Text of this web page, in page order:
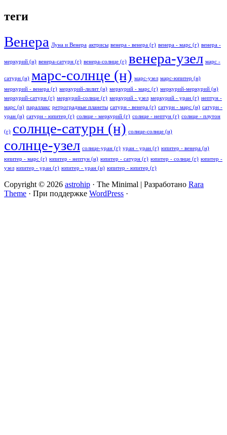
теги
Венера Луна и Венера актрисы венера - венера (г) венера - марс (г) венера -
меркурий (н) венера-сатурн (г) венера-солнце (г) венера-узел марс -
сатурн (н) марс-солнце (н) марс-узел марс-юпитер (н)
меркурий - венера (г) меркурий-лилит (н) меркурий - марс (г) меркурий-меркурий (н)
меркурий-сатурн (г) меркурий-солнце (г) меркурий - узел меркурий - уран (г) нептун -
марс (н) параллакс ретроградные планеты сатурн - венера (г) сатурн - марс (н) сатурн -
уран (н) сатурн - юпитер (г) солнце - меркурий (г) солнце - нептун (г) солнце - плутон
(г) солнце-сатурн (н) солнце-солнце (н)
солнце-узел солнце-уран (г) уран - уран (г) юпитер - венера (н)
юпитер - марс (г) юпитер - нептун (н) юпитер - сатурн (г) юпитер - солнце (г) юпитер -
узел юпитер - уран (г) юпитер - уран (н) юпитер - юпитер (г)
Copyright © 2026 astrohip · The Minimal | Разработано Rara
Theme · При поддержке WordPress ·